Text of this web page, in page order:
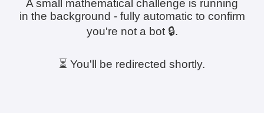
A small mathematical challenge is running
in the background - fully automatic to confirm
you're not a bot 🔒.
⏳ You'll be redirected shortly.